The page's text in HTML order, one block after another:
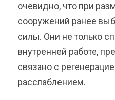
очевидно, что при
сооружений ранее
силы. Они не только
внутренней работе,
связано с
расслаблением.